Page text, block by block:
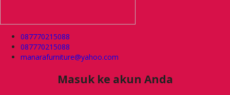
087770215088
087770215088
manarafurniture@yahoo.com
Masuk ke akun Anda